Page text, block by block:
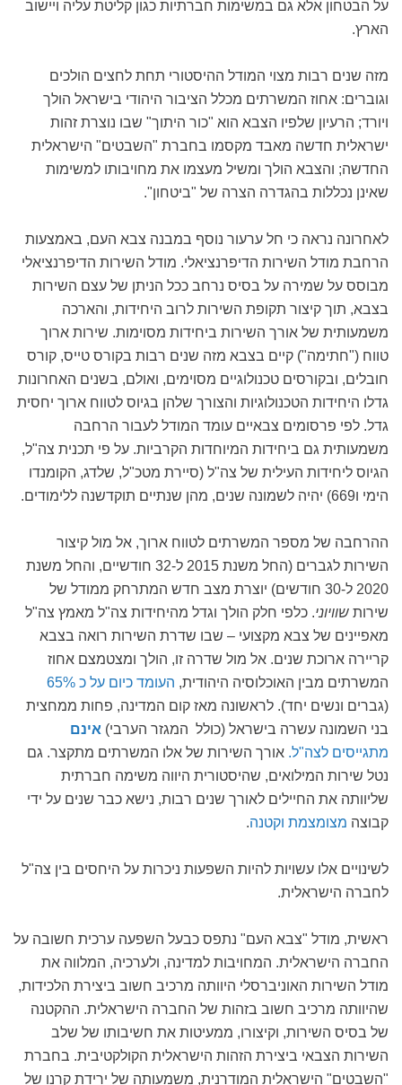
על הבטחון אלא גם במשימות חברתיות כגון קליטת עליה ויישוב
הארץ.
מזה שנים רבות מצוי המודל ההיסטורי תחת לחצים הולכים
וגוברים: אחוז המשרתים מכלל הציבור היהודי בישראל הולך
ויורד; הרעיון שלפיו הצבא הוא "כור היתוך" שבו נוצרת זהות
ישראלית חדשה מאבד מקסמו בחברת "השבטים" הישראלית
החדשה; והצבא הולך ומשיל מעצמו את מחויבותו למשימות
שאינן נכללות בהגדרה הצרה של "ביטחון".
לאחרונה נראה כי חל ערעור נוסף במבנה צבא העם, באמצעות
הרחבת מודל השירות הדיפרנציאלי. מודל השירות הדיפרנציאלי
מבוסס על שמירה על בסיס נרחב ככל הניתן של עצם השירות
בצבא, תוך קיצור תקופת השירות לרוב היחידות, והארכה
משמעותית של אורך השירות ביחידות מסוימות. שירות ארוך
טווח ("חתימה") קיים בצבא מזה שנים רבות בקורס טייס, קורס
חובלים, ובקורסים טכנולוגיים מסוימים, ואולם, בשנים האחרונות
גדלו היחידות הטכנולוגיות והצורך שלהן בגיוס לטווח ארוך יחסית
גדל. לפי פרסומים צבאיים עומד המודל לעבור הרחבה
משמעותית גם ביחידות המיוחדות הקרביות. על פי תכנית צה"ל,
הגיוס ליחידות העילית של צה"ל (סיירת מטכ"ל, שלדג, הקומנדו
הימי ו669) יהיה לשמונה שנים, מהן שנתיים תוקדשנה ללימודים.
ההרחבה של מספר המשרתים לטווח ארוך, אל מול קיצור
השירות לגברים (החל משנת 2015 ל-32 חודשיים, והחל משנת
2020 ל-30 חודשים) יוצרת מצב חדש המתרחק ממודל של
שירות שוויוני. כלפי חלק הולך וגדל מהיחידות צה"ל מאמץ צה"ל
מאפיינים של צבא מקצועי – שבו שדרת השירות רואה בצבא
קריירה ארוכת שנים. אל מול שדרה זו, הולך ומצטמצם אחוז
המשרתים מבין האוכלוסיה היהודית, העומד כיום על כ 65%
(גברים ונשים יחד). לראשונה מאז קום המדינה, פחות ממחצית
בני השמונה עשרה בישראל (כולל המגזר הערבי) אינם
מתגייסים לצה"ל. אורך השירות של אלו המשרתים מתקצר. גם
נטל שירות המילואים, שהיסטורית היווה משימה חברתית
שליוותה את החיילים לאורך שנים רבות, נישא כבר שנים על ידי
קבוצה מצומצמת וקטנה.
לשינויים אלו עשויות להיות השפעות ניכרות על היחסים בין צה"ל
לחברה הישראלית.
ראשית, מודל "צבא העם" נתפס כבעל השפעה ערכית חשובה על
החברה הישראלית. המחויבות למדינה, ולערכיה, המלווה את
מודל השירות האוניברסלי היוותה מרכיב חשוב ביצירת הלכידות,
שהיוותה מרכיב חשוב בזהות של החברה הישראלית. ההקטנה
של בסיס השירות, וקיצורו, ממעיטות את חשיבותו של שלב
השירות הצבאי ביצירת הזהות הישראלית הקולקטיבית. בחברת
"השבטים" הישראלית המודרנית, משמעותה של ירידת קרנו של